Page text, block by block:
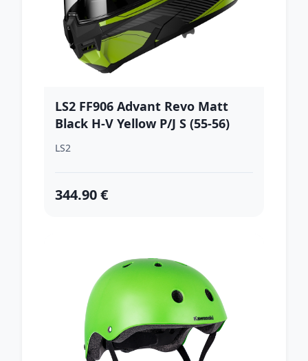
LS2 FF906 Advant Revo Matt
Black H-V Yellow P/J S (55-56)
LS2
344.90 €